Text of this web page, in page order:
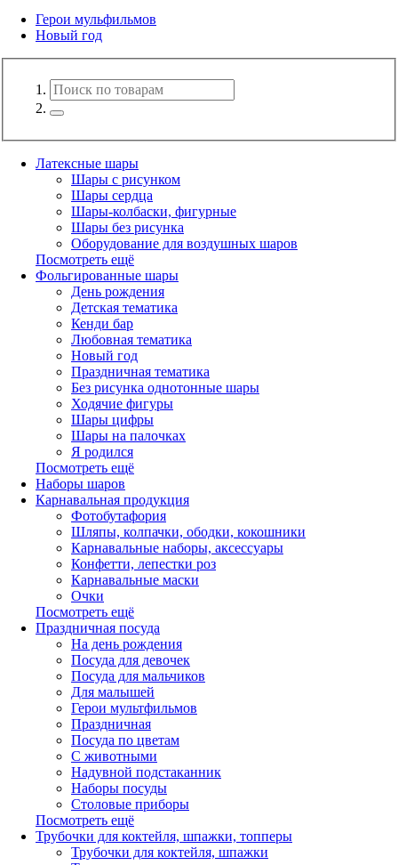
Герои мульфильмов
Новый год
Латексные шары
Шары с рисунком
Шары сердца
Шары-колбаски, фигурные
Шары без рисунка
Оборудование для воздушных шаров
Посмотреть ещё
Фольгированные шары
День рождения
Детская тематика
Кенди бар
Любовная тематика
Новый год
Праздничная тематика
Без рисунка однотонные шары
Ходячие фигуры
Шары цифры
Шары на палочках
Я родился
Посмотреть ещё
Наборы шаров
Карнавальная продукция
Фотобутафория
Шляпы, колпачки, ободки, кокошники
Карнавальные наборы, аксессуары
Конфетти, лепестки роз
Карнавальные маски
Очки
Посмотреть ещё
Праздничная посуда
На день рождения
Посуда для девочек
Посуда для мальчиков
Для малышей
Герои мультфильмов
Праздничная
Посуда по цветам
С животными
Надувной подстаканник
Наборы посуды
Столовые приборы
Посмотреть ещё
Трубочки для коктейля, шпажки, топперы
Трубочки для коктейля, шпажки